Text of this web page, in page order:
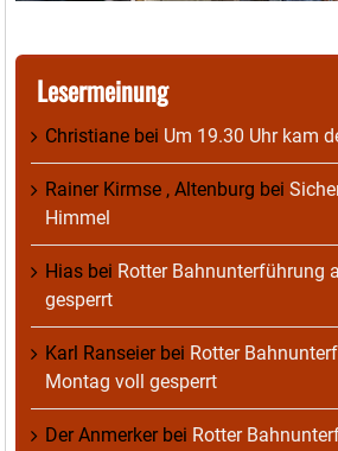
Lesermeinung
Christiane bei Um 19.30 Uhr kam
Rainer Kirmse , Altenburg bei
Himmel
Hias bei Rotter Bahnunterführung
gesperrt
Karl Ranseierbei Rotter
Montag voll gesperrt
Der Anmerkerbei Rotter